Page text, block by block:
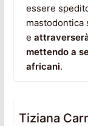
essere
mastodontica
e
mettendo a
africani.
Tiziana